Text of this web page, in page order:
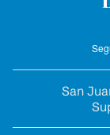
San